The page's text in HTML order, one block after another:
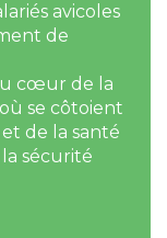
avicoles
de
cœur de la
se côtoient
de la santé
sécurité